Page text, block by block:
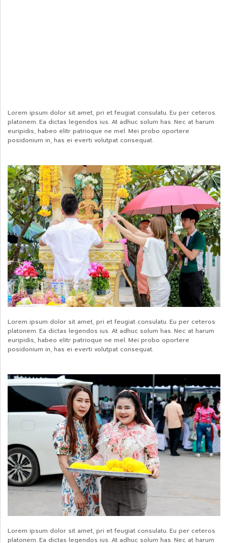
Lorem ipsum dolor sit amet, pri et feugiat consulatu. Eu per ceteros
platonem. Ea dictas legendos ius. At adhuc solum has. Nec at harum
euripidis, habeo elitr patrioque ne mel. Mei probo oportere
posidonium in, has ei everti volutpat consequat.
Lorem ipsum dolor sit amet, pri et feugiat consulatu. Eu per ceteros
platonem. Ea dictas legendos ius. At adhuc solum has. Nec at harum
euripidis, habeo elitr patrioque ne mel. Mei probo oportere
posidonium in, has ei everti volutpat consequat.
Lorem ipsum dolor sit amet, pri et feugiat consulatu. Eu per ceteros
platonem. Ea dictas legendos ius. At adhuc solum has. Nec at harum